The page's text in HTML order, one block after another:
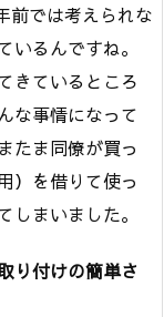
前では考えられな
るんですね。
きているところ
な事情になって
たま同僚が買っ
）を借りて使っ
まいました。
り付けの簡単さ